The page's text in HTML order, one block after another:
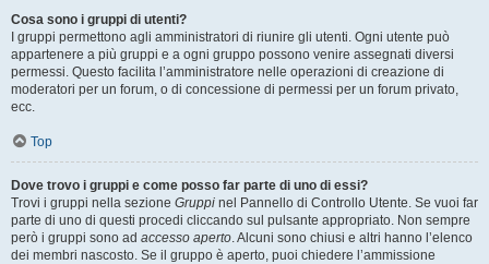
Cosa sono i gruppi di utenti?
I gruppi permettono agli amministratori di riunire gli utenti. Ogni utente può
appartenere a più gruppi e a ogni gruppo possono venire assegnati diversi
permessi. Questo facilita l’amministratore nelle operazioni di creazione di
moderatori per un forum, o di concessione di permessi per un forum privato,
ecc.
Top
Dove trovo i gruppi e come posso far parte di uno di essi?
Trovi i gruppi nella sezione Gruppi nel Pannello di Controllo Utente. Se vuoi far
parte di uno di questi procedi cliccando sul pulsante appropriato. Non sempre
però i gruppi sono ad accesso aperto. Alcuni sono chiusi e altri hanno l’elenco
dei membri nascosto. Se il gruppo è aperto, puoi chiedere l’ammissione